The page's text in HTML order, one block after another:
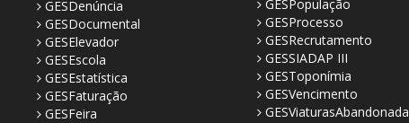
GESDenúncia
GESDocumental
GESElevador
GESEscola
GESEstatística
GESFaturação
GESFeira
GESPopulação
GESProcesso
GESRecrutamento
GESSIADAP III
GESToponímia
GESVencimento